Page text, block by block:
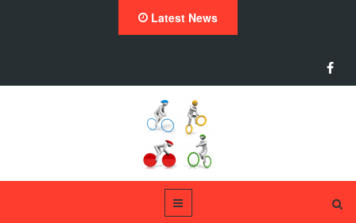
Latest News